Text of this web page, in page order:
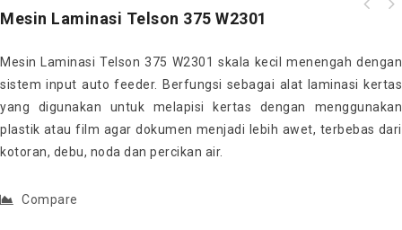
Mesin Laminasi Telson 375 W2301
Mesin Laminasi Telson 375 W2301 skala kecil menengah dengan
sistem input auto feeder. Berfungsi sebagai alat laminasi kertas
yang digunakan untuk melapisi kertas dengan menggunakan
plastik atau film agar dokumen menjadi lebih awet, terbebas dari
kotoran, debu, noda dan percikan air.
Compare